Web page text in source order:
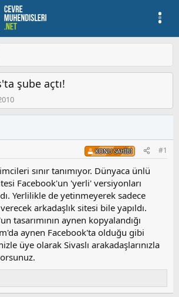
şube açtı!
KONU SAHIBI #1
sınır tanımıyor. Dünyaca ünlü
Facebook'un 'yerli' versiyonları
Yerlilikle de yetinmeyerek sadece
arkadaşlık sitesi bile yapıldı.
tasarımının aynen kopyalandığı
aynen Facebook'ta olduğu gibi
üye olarak Sivaslı arakadaşlarınızla